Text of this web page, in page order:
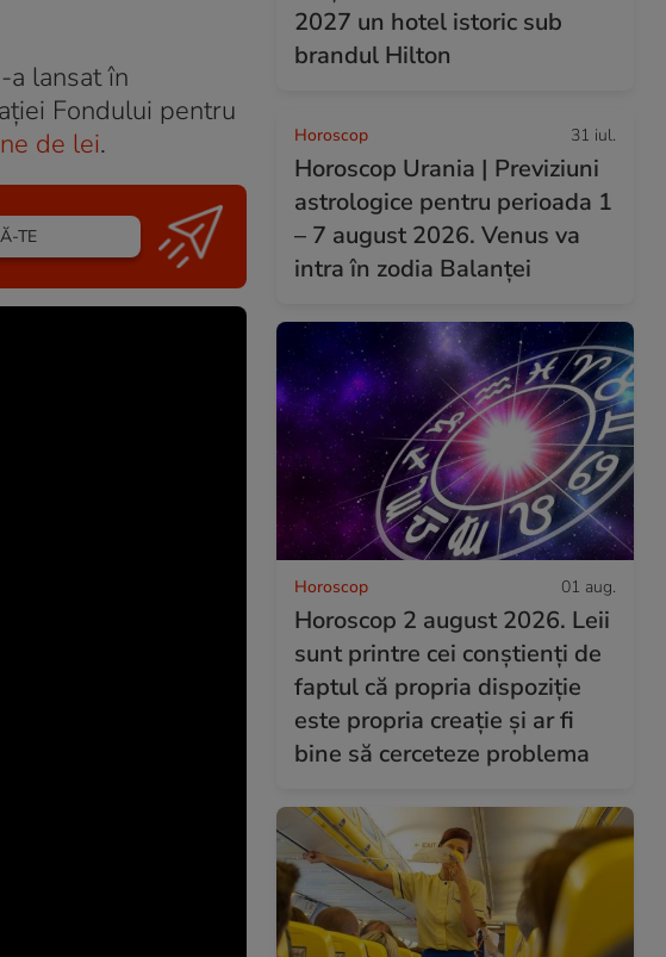
a lansat în
Fondului pentru
de lei.
TE
2027 un hotel istoric sub
brandul Hilton
Horoscop 31 iul.
Horoscop Urania | Previziuni
astrologice pentru perioada 1
– 7 august 2026. Venus va
intra în zodia Balanței
Horoscop 01 aug.
Horoscop 2 august 2026. Leii
sunt printre cei conștienți de
faptul că propria dispoziție
este propria creație și ar fi
bine să cerceteze problema